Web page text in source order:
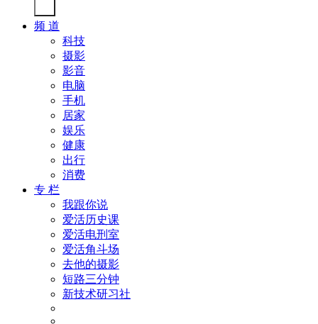
频 道
科技
摄影
影音
电脑
手机
居家
娱乐
健康
出行
消费
专 栏
我跟你说
爱活历史课
爱活电刑室
爱活角斗场
去他的摄影
短路三分钟
新技术研习社